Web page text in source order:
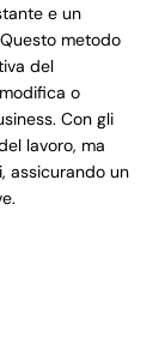
e un
metodo
del
o
Con gli
lavoro, ma
assicurando un